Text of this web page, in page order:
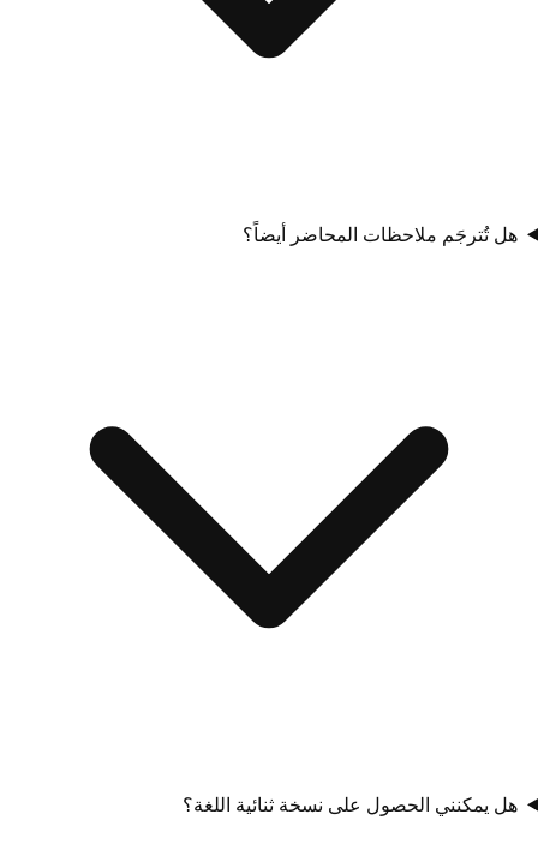
هل تُترجَم ملاحظات المحاضر أيضاً؟
هل يمكنني الحصول على نسخة ثنائية اللغة؟